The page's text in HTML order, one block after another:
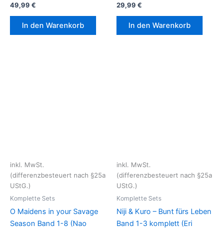
49,99 €
In den Warenkorb
29,99 €
In den Warenkorb
inkl. MwSt.
(differenzbesteuert nach §25a
UStG.)
Komplette Sets
O Maidens in your Savage
Season Band 1-8 (Nao
inkl. MwSt.
(differenzbesteuert nach §25a
UStG.)
Komplette Sets
Niji & Kuro – Bunt fürs Leben
Band 1-3 komplett (Eri